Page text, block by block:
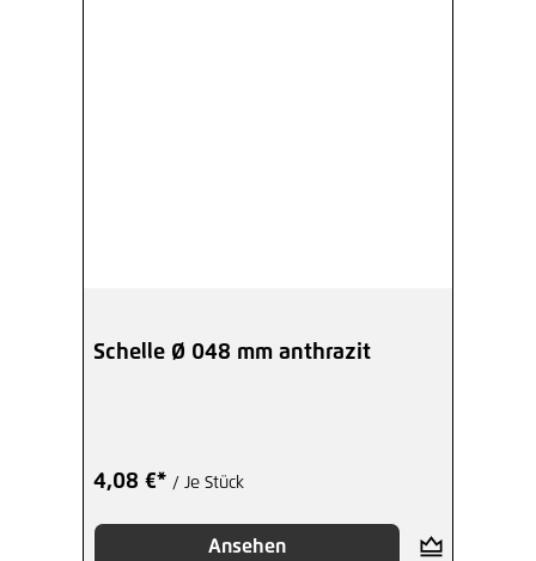
Schelle Ø 048 mm anthrazit
4,08 €* / Je Stück
Ansehen